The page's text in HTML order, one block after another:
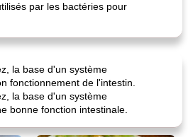
par les bactéries pour
la base d'un système
fonctionnement de l'intestin.
la base d'un système
bonne fonction intestinale.